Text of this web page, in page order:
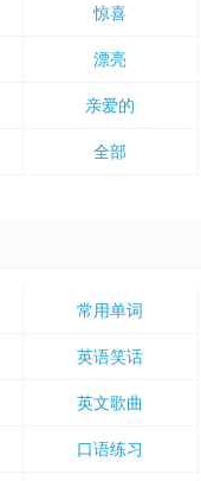
惊喜
漂亮
亲爱的
全部
常用单词
英语笑话
英文歌曲
口语练习